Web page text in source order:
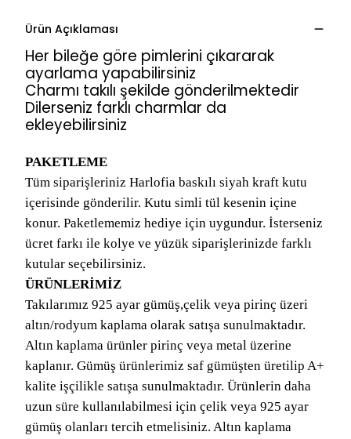
Ürün Açıklaması
Her bileğe göre pimlerini çıkararak
ayarlama yapabilirsiniz
Charmı takılı şekilde gönderilmektedir
Dilerseniz farklı charmlar da
ekleyebilirsiniz
PAKETLEME
Tüm siparişleriniz Harlofia baskılı siyah kraft kutu
içerisinde gönderilir. Kutu simli tül kesenin içine
konur. Paketlememiz hediye için uygundur. İsterseniz
ücret farkı ile kolye ve yüzük siparişlerinizde farklı
kutular seçebilirsiniz.
ÜRÜNLERİMİZ
Takılarımız 925 ayar gümüş,çelik veya pirinç üzeri
altın/rodyum kaplama olarak satışa sunulmaktadır.
Altın kaplama ürünler pirinç veya metal üzerine
kaplanır. Gümüş ürünlerimiz saf gümüşten üretilip A+
kalite işçilikle satışa sunulmaktadır. Ürünlerin daha
uzun süre kullanılabilmesi için çelik veya 925 ayar
gümüş olanları tercih etmelisiniz. Altın kaplama